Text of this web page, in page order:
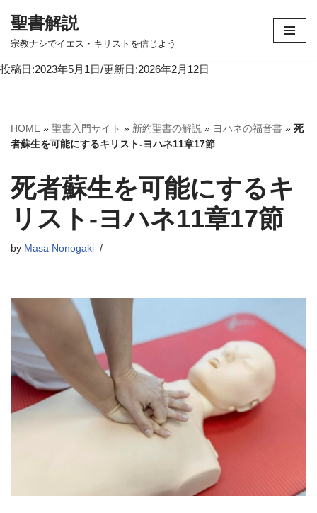
コ
テ
へ
ス
ッ
プ
聖書解説
宗教ナシでイエス・キリストを信じよう
投稿日:2023年5月1日/更新日:2026年2月12日
HOME » 聖書入門サイト » 新約聖書の解説 » ヨハネの福音書 » 死
者蘇生を可能にするキリスト-ヨハネ11章17節
死者蘇生を可能にするキ
リスト-ヨハネ11章17節
by Masa Nonogaki